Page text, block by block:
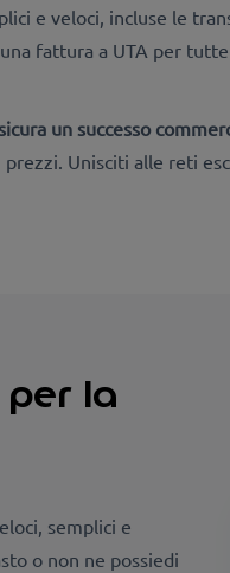
e veloci, incluse le
fattura a UTA per
un successo
Unisciti alle reti
la
semplici e
o non ne possiedi